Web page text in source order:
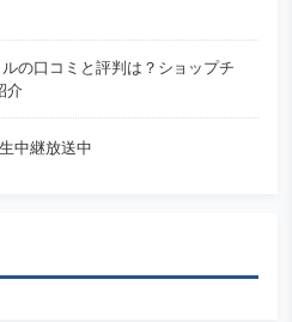
の口コミと評判は？ショップチ
介
中継放送中